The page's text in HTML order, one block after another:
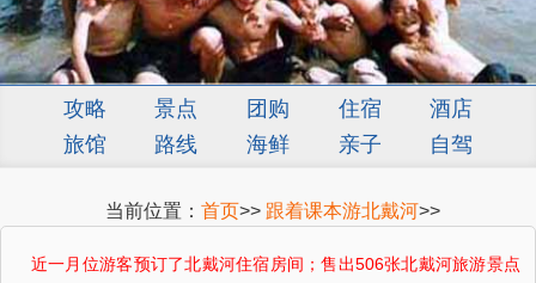
攻略 景点 团购 住宿
酒店
旅馆
路线 海鲜 亲子 自驾
当前位置： 首页>> 跟着课本游北戴河>>
近一月 位游客预订了北戴河住宿房间；售出506张北戴河旅游景点